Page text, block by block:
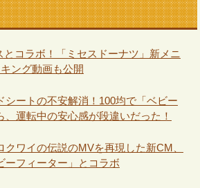
とコラボ！「ミセスドーナツ」新メニ
ング動画も公開
シートの不安解消！100均で「ベビー
、運転中の安心感が段違いだった！
ワイの伝説のMVを再現した新CM、
ーフィーター」とコラボ